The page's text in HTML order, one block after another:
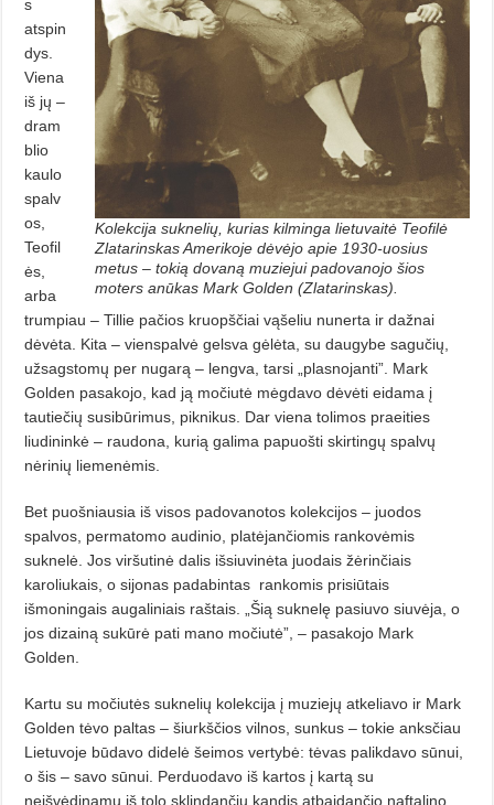
Kolekcija suknelių, kurias kilminga lietuvaitė Teofilė
Zlatarinskas Amerikoje dėvėjo apie 1930-uosius
metus – tokią dovaną muziejui padovanojo šios
moters anūkas Mark Golden (Zlatarinskas).
s
atspin
dys.
Viena
iš jų –
dram
blio
kaulo
spalv
os,
Teofil
ės,
arba
trumpiau – Tillie pačios kruopščiai vąšeliu nunerta ir dažnai
dėvėta. Kita – vienspalvė gelsva gėlėta, su daugybe sagučių,
užsagstomų per nugarą – lengva, tarsi „plasnojanti”. Mark
Golden pasakojo, kad ją močiutė mėgdavo dėvėti eidama į
tautiečių susibūrimus, piknikus. Dar viena tolimos praeities
liudininkė – raudona, kurią galima papuošti skirtingų spalvų
nėrinių liemenėmis.
Bet puošniausia iš visos padovanotos kolekcijos – juodos
spalvos, permatomo audinio, platėjančiomis rankovėmis
suknelė. Jos viršutinė dalis išsiuvinėta juodais žėrinčiais
karoliukais, o sijonas padabintas rankomis prisiūtais
išmoningais augaliniais raštais. „Šią suknelę pasiuvo siuvėja, o
jos dizainą sukūrė pati mano močiutė”, – pasakojo Mark
Golden.
Kartu su močiutės suknelių kolekcija į muziejų atkeliavo ir Mark
Golden tėvo paltas – šiurkščios vilnos, sunkus – tokie anksčiau
Lietuvoje būdavo didelė šeimos vertybė: tėvas palikdavo sūnui,
o šis – savo sūnui. Perduodavo iš kartos į kartą su
neišvėdinamu iš tolo sklindančiu kandis atbaidančio naftalino